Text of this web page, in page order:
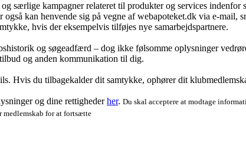
særlige kampagner relateret til produkter og services indenfor
kan henvende sig på vegne af webapoteket.dk via e-
hvis der eksempelvis tilføjes nye samarbejdspartnere.
og søgeadfærd – dog ikke følsomme oplysninger
og anden kommunikation til dig.
Hvis du tilbagekalder dit samtykke, ophører dit
og dine rettighederher. Du skal acceptere at modtage
medlemskab for at fortsætte